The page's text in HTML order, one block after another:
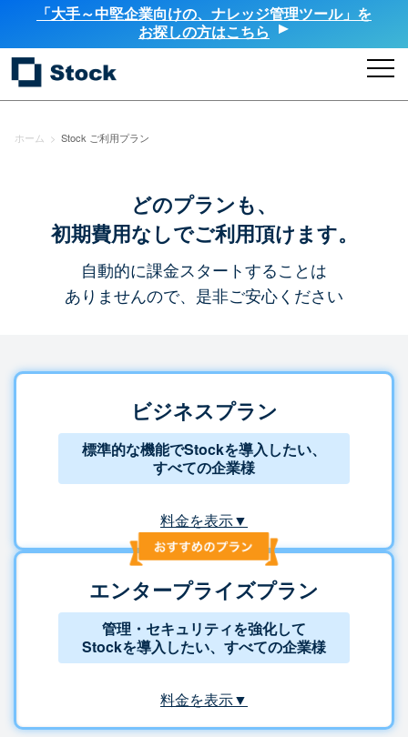
「大手～中堅企業向けの、ナレッジ管理ツール」を
お探しの方はこちら
ホーム > Stock ご利用プラン
どのプランも、
初期費用なしでご利用頂けます。
自動的に課金スタートすることは
ありませんので、是非ご安心ください
ビジネスプラン
標準的な機能でStockを導入したい、
すべての企業様
料金を表示▼
エンタープライズプラン
管理・セキュリティを強化して
Stockを導入したい、すべての企業様
料金を表示▼